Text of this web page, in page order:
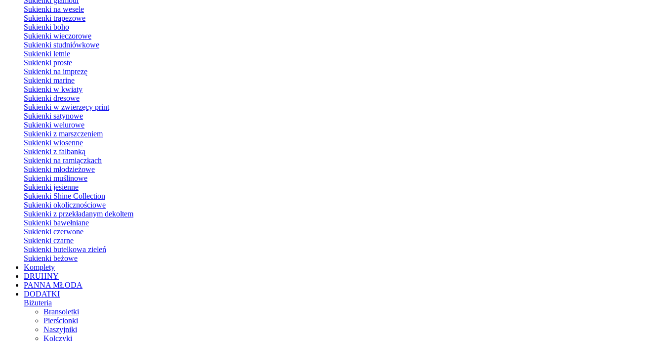
Sukienki na wesele
Sukienki trapezowe
Sukienki boho
Sukienki wieczorowe
Sukienki studniówkowe
Sukienki letnie
Sukienki proste
Sukienki na imprezę
Sukienki marine
Sukienki w kwiaty
Sukienki dresowe
Sukienki w zwierzęcy print
Sukienki satynowe
Sukienki welurowe
Sukienki z marszczeniem
Sukienki wiosenne
Sukienki z falbanką
Sukienki na ramiączkach
Sukienki młodzieżowe
Sukienki muślinowe
Sukienki jesienne
Sukienki Shine Collection
Sukienki okolicznościowe
Sukienki z przekładanym dekoltem
Sukienki bawełniane
Sukienki czerwone
Sukienki czarne
Sukienki butelkowa zieleń
Sukienki beżowe
Komplety
DRUHNY
PANNA MŁODA
DODATKI
Biżuteria
Bransoletki
Pierścionki
Naszyjniki
Kolczyki